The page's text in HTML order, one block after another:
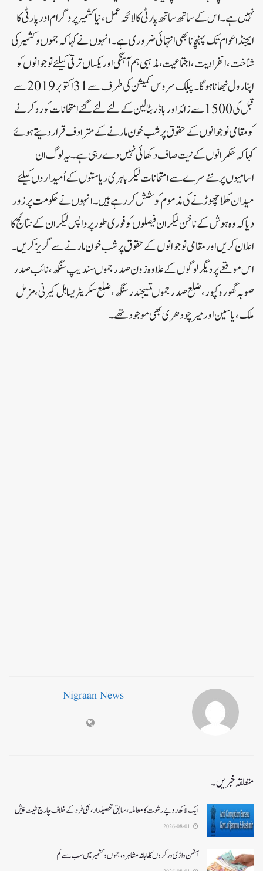
نہیں ہے۔ اس کے ساتھ ساتھ پارٹی کا لائحہ عمل، نیا کشمیر پروگرام اور پارٹی کا
ایجنڈا عوام تک پہنچانا بھی انتہائی ضروری ہے۔ انہوں نے کہاکہ جموں وکشمیر کی
شناخت، انفرادیت، اجتماعیت، مذہبی ہم آہنگی اور یکساں ترقی کیلئے نوجوانوں کو
اپنا رول نبھانا ہوگا۔ پبلک سروس کمیشن کی طرف سے31اکتوبر 2019سے
قبل کی 1500سے زائد اور باڈر بٹالین کے لئے لئے گئے امتحانات کو رد کرنے
کو مقامی نوجوانوں کے حقوق پر شب خون مارنے کے مترادف قرار دیتے ہوئے
کہا کہ حکمرانوں کے نیت صاف دکھائی نہیں دے رہی ہے۔ یہ لوگ ان
اسامیوں پر نئے سرے سے امتحانات لیکر باہری ریاستوں کے اُمیداروں کیلئے
میدان کھلا چھوڑنے کی مذموم کوشش کررہے ہیں۔ انہوں نے حکومت پر زور
دیا کہ وہ ہوش کے ناخن لیکر ان فیصلوں کو فوری طور پر واپس لیکر ان کے نتائج کا
اعلان کریں اور مقامی نوجوانوں کے حقوق پر شب خون مارنے سے گریز کریں۔
اس موقعے پر دیگر لوگوں کے علاوہ زون صدر جموںسندیپ سنگھ ، نائب صدر
صوبہ گھورو کپور،ضلع صدر جموںتیجندر سنگھ ، ضلع سکریٹریساہل کیرنی ، مزمل
ملک، یاسین اور میر چودھری بھی موجود تھے۔
Nigraan News
متعلقہ خبریں۔
ایک لاکھ روپے رشوت کا معاملہ،سابق تحصیلدار، نجی فرد کے خلاف چارج شیٹ پیش
آنگن واڑی ورکروں کا ماہانہ مشاہرہ، جموں و کشمیر میں سب سے کم